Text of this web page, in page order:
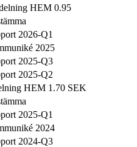
HEM 0.95
2026-Q1
2025
2025-Q3
2025-Q2
HEM 1.70 SEK
2025-Q1
2024
2024-Q3